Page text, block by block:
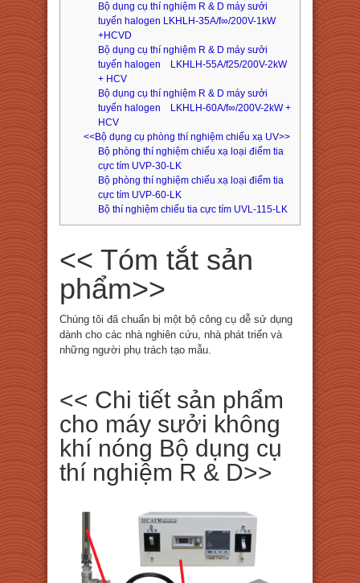
Bộ dụng cụ thí nghiệm R & D máy sưởi
tuyến halogen LKHLH-35A/f∞/200V-1kW
+HCVD
Bộ dụng cụ thí nghiệm R & D máy sưởi
tuyến halogen LKHLH-55A/f25/200V-2kW
+ HCV
Bộ dụng cụ thí nghiệm R & D máy sưởi
tuyến halogen LKHLH-60A/f∞/200V-2kW +
HCV
<<Bộ dụng cụ phòng thí nghiệm chiếu xạ UV>>
Bộ phòng thí nghiệm chiếu xạ loại điểm tia
cực tím UVP-30-LK
Bộ phòng thí nghiệm chiếu xạ loại điểm tia
cực tím UVP-60-LK
Bộ thí nghiệm chiếu tia cực tím UVL-115-LK
<< Tóm tắt sản
phẩm>>
Chúng tôi đã chuẩn bị một bộ công cụ dễ sử dụng
dành cho các nhà nghiên cứu, nhà phát triển và
những người phụ trách tạo mẫu.
<< Chi tiết sản phẩm
cho máy sưởi không
khí nóng Bộ dụng cụ
thí nghiệm R & D>>